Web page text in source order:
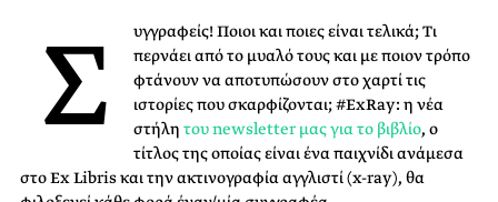
Σ
υγγραφείς! Ποιοι και ποιες είναι τελικά; Τι
περνάει από το μυαλό τους και με ποιον τρόπο
φτάνουν να αποτυπώσουν στο χαρτί τις
ιστορίες που σκαρφίζονται; #ExRay: η νέα
στήλη του newsletter μας για το βιβλίο, ο
τίτλος της οποίας είναι ένα παιχνίδι ανάμεσα
στο Ex Libris και την ακτινογραφία αγγλιστί (x-ray), θα